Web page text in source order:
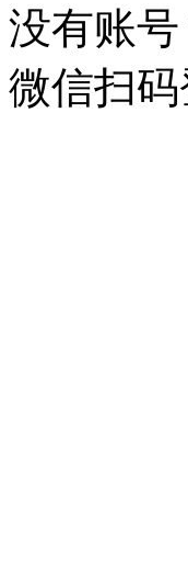
没有账号
微信扫